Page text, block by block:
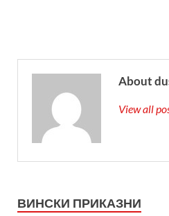
About
View all
ВИНСКИ ПРИКАЗНИ